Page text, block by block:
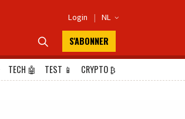
Login | NL 
 S'ABONNER
TECH 🤖 TEST 📱 CRYPTO₿